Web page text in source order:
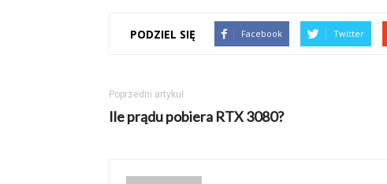
PODZIEL SIĘ Facebook Twitter
Poprzedni artykuł
Ile prądu pobiera RTX 3080?